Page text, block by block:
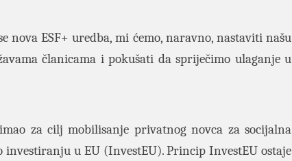
nova ESF+ uredba, mi ćemo, naravno, nastaviti našu
članicama i pokušati da spriječimo ulaganje u
za cilj mobilisanje privatnog novca za socijalna
u EU (InvestEU). Princip InvestEU ostaje